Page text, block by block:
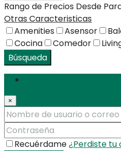
Rango de Precios Desde
Otras Caracteristicas
Amenities
Asensor
Cocina
Comedor
Búsqueda
×
Recuérdame¿Perdiste tu